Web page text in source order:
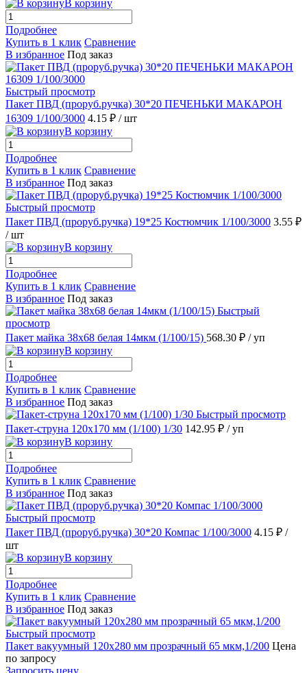
В корзину
Подробнее
Купить в 1 клик Сравнение
В избранное Под заказ
Быстрый просмотр
Пакет ПВД (проруб.ручка) 30*20 ПЕЧЕНЬКИ МАКАРОН
16309 1/100/3000 4.15 ₽ / шт
В корзину
Подробнее
Купить в 1 клик Сравнение
В избранное Под заказ
Быстрый просмотр
Пакет ПВД (проруб.ручка) 19*25 Костюмчик 1/100/3000 3.55 ₽
/ шт
В корзину
Подробнее
Купить в 1 клик Сравнение
В избранное Под заказ
Быстрый
просмотр
Пакет майка 38х68 белая 14мкм (1/100/15) 568.30 ₽ / уп
В корзину
Подробнее
Купить в 1 клик Сравнение
В избранное Под заказ
Быстрый просмотр
Пакет-струна 120х170 мм (1/100) 1/30 142.95 ₽ / уп
В корзину
Подробнее
Купить в 1 клик Сравнение
В избранное Под заказ
Быстрый просмотр
Пакет ПВД (проруб.ручка) 30*20 Компас 1/100/3000 4.15 ₽ /
шт
В корзину
Подробнее
Купить в 1 клик Сравнение
В избранное Под заказ
Быстрый просмотр
Пакет вакуумный 120х280 мм прозрачный 65 мкм,1/200 Цена
по запросу
Запросить цену